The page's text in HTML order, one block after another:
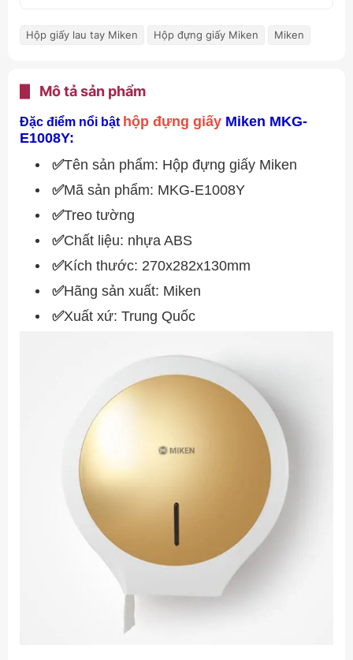
Hộp giấy lau tay Miken Hộp đựng giấy Miken Miken
Mô tả sản phẩm
Đặc điểm nổi bật hộp đựng giấy Miken MKG-
E1008Y:
✅Tên sản phẩm: Hộp đựng giấy Miken
✅Mã sản phẩm: MKG-E1008Y
✅Treo tường
✅Chất liệu: nhựa ABS
✅Kích thước: 270x282x130mm
✅Hãng sản xuất: Miken
✅Xuất xứ: Trung Quốc